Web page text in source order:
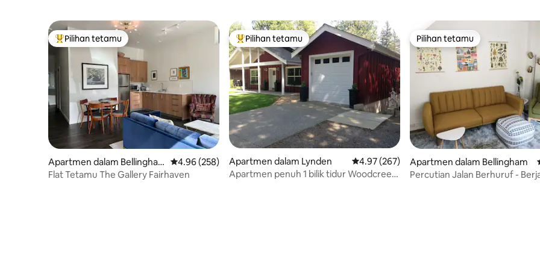
Pilihan utama tetamu
Pilihan tetamu
Apartmen dalam Bellingha
m
Penarafan purata 4.96 daripada 5, 258 ulasan
4.96 (258)
Flat Tetamu The Gallery Fairhaven
Pilihan utama tetamu
Pilihan tetamu
Apartmen dalam Lynden Penarafan purata 4.97 daripada 5, 267 ulasan
4.97 (267)
Apartmen penuh 1 bilik tidur Woodcreek
Pilihan tetamu
Pilihan tetamu
Apartmen dalam Bellingham
Percutian Jalan Berhuruf -